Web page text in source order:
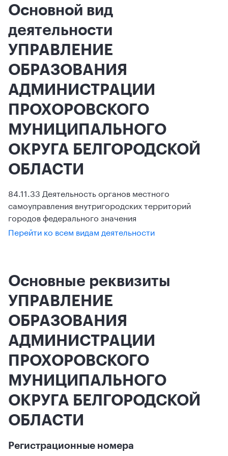
Основной вид
деятельности
УПРАВЛЕНИЕ
ОБРАЗОВАНИЯ
АДМИНИСТРАЦИИ
ПРОХОРОВСКОГО
МУНИЦИПАЛЬНОГО
ОКРУГА БЕЛГОРОДСКОЙ
ОБЛАСТИ
84.11.33 Деятельность органов местного
самоуправления внутригородских территорий
городов федерального значения
Перейти ко всем видам деятельности
Основные реквизиты
УПРАВЛЕНИЕ
ОБРАЗОВАНИЯ
АДМИНИСТРАЦИИ
ПРОХОРОВСКОГО
МУНИЦИПАЛЬНОГО
ОКРУГА БЕЛГОРОДСКОЙ
ОБЛАСТИ
Регистрационные номера